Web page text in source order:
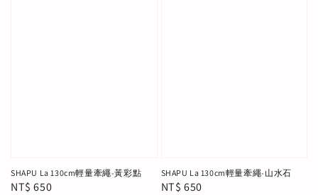
SHAPU La 130cm輕量牽繩-黃彩點
Regular
NT$ 650
SHAPU La 130cm輕量牽繩-山水石
Regular
NT$ 650